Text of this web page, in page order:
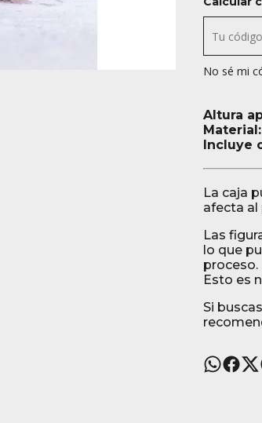
No sé mi
Altura
Material:
Incluye
La caja
afecta
Las
lo que
proceso.
Esto es
Si